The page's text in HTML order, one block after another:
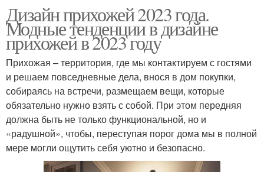
Дизайн прихожей 2023 года.
Модные тенденции в дизайне
прихожей в 2023 году
Прихожая – территория, где мы контактируем с гостями
и решаем повседневные дела, внося в дом покупки,
собираясь на встречи, размещаем вещи, которые
обязательно нужно взять с собой. При этом передняя
должна быть не только функциональной, но и
«радушной», чтобы, переступая порог дома мы в полной
мере могли ощутить себя уютно и безопасно.